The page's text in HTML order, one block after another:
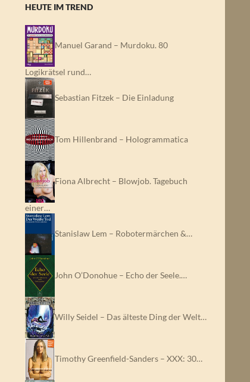
HEUTE IM TREND
Manuel Garand – Murdoku. 80
Logikrätsel rund…
Sebastian Fitzek – Die Einladung
Tom Hillenbrand – Hologrammatica
Fiona Albrecht – Blowjob. Tagebuch
einer…
Stanislaw Lem – Robotermärchen &…
John O’Donohue – Echo der Seele.…
Willy Seidel – Das älteste Ding der Welt…
Timothy Greenfield-Sanders – XXX: 30…